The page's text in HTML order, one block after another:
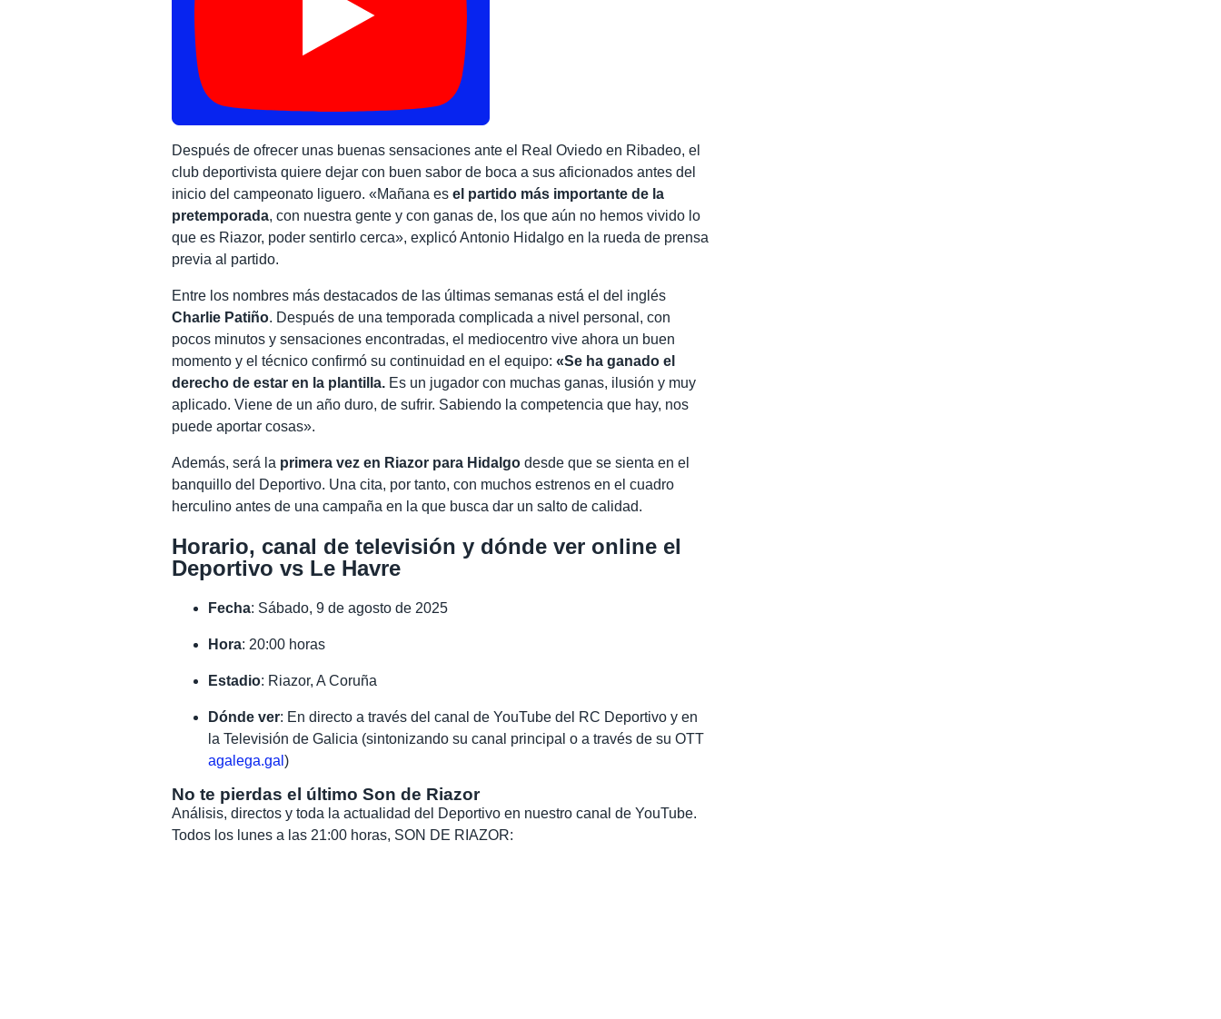
Después de ofrecer unas buenas sensaciones ante el Real Oviedo en Ribadeo, el
club deportivista quiere dejar con buen sabor de boca a sus aficionados antes del
inicio del campeonato liguero. «Mañana esel partido más importante de la
pretemporada, con nuestra gente y con ganas de, los que aún no hemos vivido lo
que es Riazor, poder sentirlo cerca», explicó Antonio Hidalgo en la rueda de prensa
previa al partido.
Entre los nombres más destacados de las últimas semanas está el del inglés
Charlie Patiño. Después de una temporada complicada a nivel personal, con
pocos minutos y sensaciones encontradas, el mediocentro vive ahora un buen
momento y el técnico confirmó su continuidad en el equipo: «Se ha ganado el
derecho de estar en la plantilla. Es un jugador con muchas ganas, ilusión y muy
aplicado. Viene de un año duro, de sufrir. Sabiendo la competencia que hay, nos
puede aportar cosas».
Además, será la primera vez en Riazor para Hidalgo desde que se sienta en el
banquillo del Deportivo. Una cita, por tanto, con muchos estrenos en el cuadro
herculino antes de una campaña en la que busca dar un salto de calidad.
Horario, canal de televisión y dónde ver online el
Deportivo vs Le Havre
Fecha: Sábado, 9 de agosto de 2025
Hora: 20:00 horas
Estadio: Riazor, A Coruña
Dónde ver: En directo a través del canal de YouTube del RC Deportivo y en
la Televisión de Galicia (sintonizando su canal principal o a través de su OTT
agalega.gal)
No te pierdas el último Son de Riazor
Análisis, directos y toda la actualidad del Deportivo en nuestro canal de YouTube.
Todos los lunes a las 21:00 horas, SON DE RIAZOR: